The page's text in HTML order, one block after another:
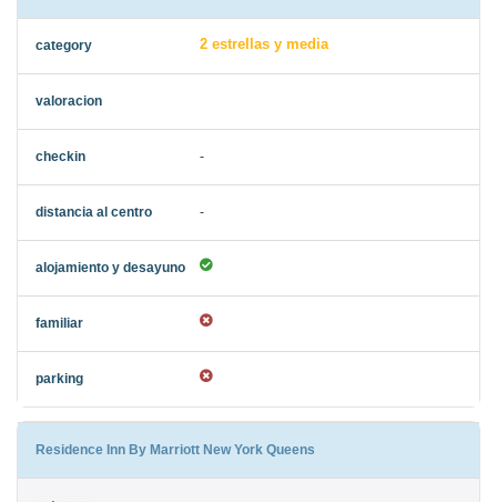
2 estrellas y media
-
-
Residence Inn By Marriott New York Queens